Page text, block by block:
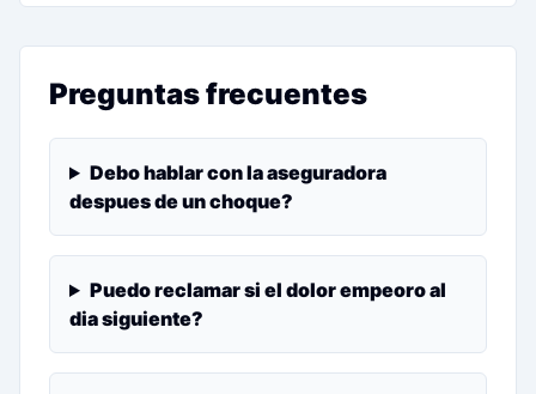
Preguntas frecuentes
Debo hablar con la aseguradora
despues de un choque?
Puedo reclamar si el dolor empeoro al
dia siguiente?